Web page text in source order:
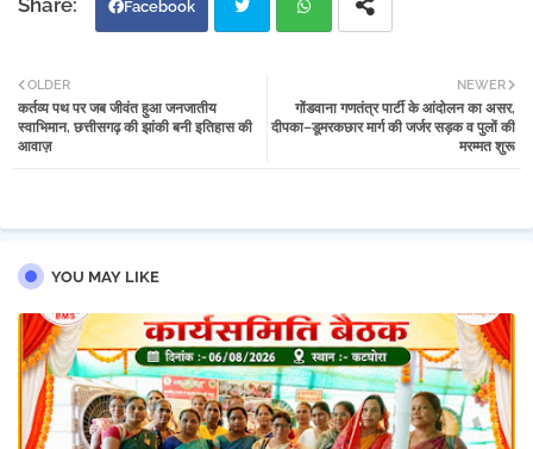
Facebook
atsa
NEWER
गोंडवाना गणतंत्र पार्टी के आंदोलन का असर,
दीपका–डूमरकछार मार्ग की जर्जर सड़क व पुलों की
मरम्मत शुरू
OLDER
कर्तव्य पथ पर जब जीवंत हुआ जनजातीय
स्वाभिमान, छत्तीसगढ़ की झांकी बनी इतिहास की
आवाज़
YOU MAY LIKE